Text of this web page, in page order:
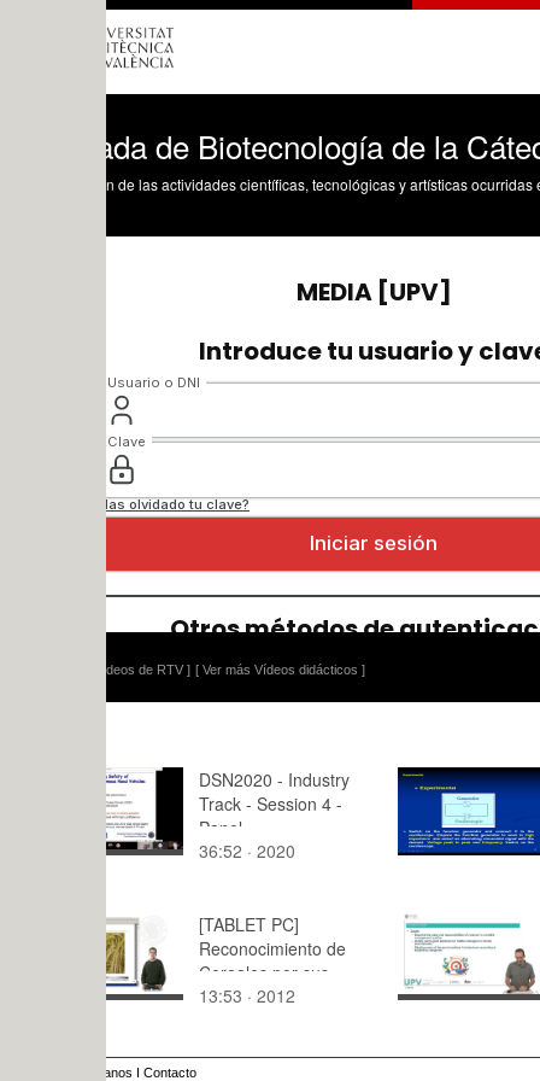
de Biotecnología de la Cátedra de
de las actividades científicas, tecnológicas y artísticas ocurridas en los tres
[ Ver más Vídeos didácticos ]
DSN2020 - Industry
Track - Session 4 -
Panel
36:52 · 2020
Electricity
6:06 · 2018
[TABLET PC]
Reconocimiento de
Cereales por sus
Inflorescencias
13:53 · 2012
Middle
Leaders in
13:06 ·